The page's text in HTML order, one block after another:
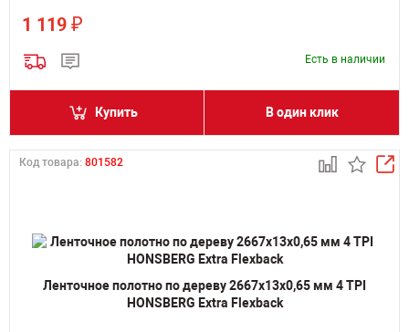
1 119 ₽
Есть в наличии
Купить В один клик
Код товара: 801582
Ленточное полотно по дереву 2667х13х0,65 мм 4 TPI
HONSBERG Extra Flexback